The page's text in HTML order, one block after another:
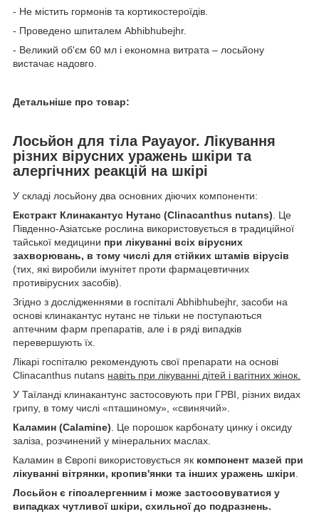
- Не містить гормонів та кортикостероїдів.
- Проведено шпиталем Abhibhubejhr.
- Великий об'єм 60 мл і економна витрата – лосьйону
вистачає надовго.
Детальніше про товар:
Лосьйон для тіла Payayor. Лікування
різних вірусних уражень шкіри та
алергічних реакцій на шкірі
У складі лосьйону два основних діючих компоненти:
Екстракт Клинакантус Нутанс (Clinacanthus nutans). Це
Південно-Азіатське рослина використовується в традиційної
тайської медицини при лікуванні всіх вірусних
захворювань, в тому числі для стійких штамів вірусів
(тих, які виробили імунітет проти фармацевтичних
противірусних засобів).
Згідно з дослідженнями в госпіталі Abhibhubejhr, засоби на
основі клинакантус нутанс не тільки не поступаються
аптечним фарм препаратів, але і в ряді випадків
перевершують їх.
Лікарі госпіталю рекомендують свої препарати на основі
Clinacanthus nutans навіть при лікуванні дітей і вагітних жінок.
У Таїланді клинакантунс застосовують при ГРВІ, різних видах
грипу, в тому числі «пташиному», «свинячий».
Каламин (Calamine). Це порошок карбонату цинку і оксиду
заліза, розчинений у мінеральних маслах.
Каламин в Європі використовується як компонент мазей при
лікуванні вітрянки, кропив'янки та інших уражень шкіри.
Лосьйон є гіпоалергенним і може застосовуватися у
випадках чутливої шкіри, схильної до подразнень.